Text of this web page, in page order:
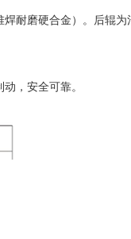
耐磨硬合金）。后辊
，安全可靠。